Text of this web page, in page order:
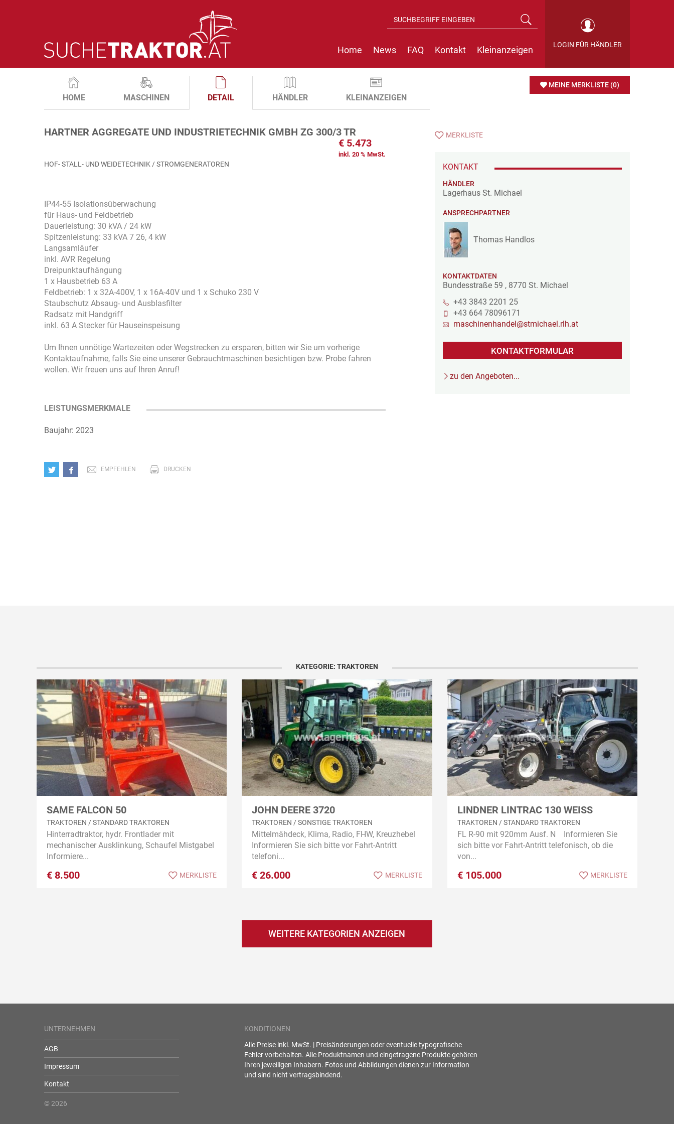
LOGIN FÜR HÄNDLER
Home News FAQ Kontakt Kleinanzeigen
MEINE MERKLISTE (0)
HOME MASCHINEN DETAIL HÄNDLER KLEINANZEIGEN
HARTNER AGGREGATE UND INDUSTRIETECHNIK GMBH ZG 300/3 TR
€ 5.473
inkl. 20 % MwSt.
HOF- STALL- UND WEIDETECHNIK / STROMGENERATOREN
IP44-55 Isolationsüberwachung
für Haus- und Feldbetrieb
Dauerleistung: 30 kVA / 24 kW
Spitzenleistung: 33 kVA 7 26, 4 kW
Langsamläufer
inkl. AVR Regelung
Dreipunktaufhängung
1 x Hausbetrieb 63 A
Feldbetrieb: 1 x 32A-400V, 1 x 16A-40V und 1 x Schuko 230 V
Staubschutz Absaug- und Ausblasfilter
Radsatz mit Handgriff
inkl. 63 A Stecker für Hauseinspeisung
Um Ihnen unnötige Wartezeiten oder Wegstrecken zu ersparen, bitten wir Sie um vorherige
Kontaktaufnahme, falls Sie eine unserer Gebrauchtmaschinen besichtigen bzw. Probe fahren
wollen. Wir freuen uns auf Ihren Anruf!
LEISTUNGSMERKMALE
Baujahr: 2023
EMPFEHLEN DRUCKEN
MERKLISTE
KONTAKT
HÄNDLER
Lagerhaus St. Michael
ANSPRECHPARTNER
Thomas Handlos
KONTAKTDATEN
Bundesstraße 59 , 8770 St. Michael
+43 3843 2201 25
+43 664 78096171
maschinenhandel@stmichael.rlh.at
KONTAKTFORMULAR
zu den Angeboten...
KATEGORIE: TRAKTOREN
SAME FALCON 50
TRAKTOREN / STANDARD TRAKTOREN
Hinterradtraktor, hydr. Frontlader mit
mechanischer Ausklinkung, Schaufel Mistgabel
Informiere...
€ 8.500 MERKLISTE
JOHN DEERE 3720
TRAKTOREN / SONSTIGE TRAKTOREN
Mittelmähdeck, Klima, Radio, FHW, Kreuzhebel
Informieren Sie sich bitte vor Fahrt-Antritt
telefoni...
€ 26.000 MERKLISTE
LINDNER LINTRAC 130 WEISS
TRAKTOREN / STANDARD TRAKTOREN
FL R-90 mit 920mm Ausf. N Informieren Sie
sich bitte vor Fahrt-Antritt telefonisch, ob die
von...
€ 105.000 MERKLISTE
WEITERE KATEGORIEN ANZEIGEN
UNTERNEHMEN
AGB
Impressum
Kontakt
© 2026
KONDITIONEN
Alle Preise inkl. MwSt. | Preisänderungen oder eventuelle typografische
Fehler vorbehalten. Alle Produktnamen und eingetragene Produkte gehören
Ihren jeweiligen Inhabern. Fotos und Abbildungen dienen zur Information
und sind nicht vertragsbindend.